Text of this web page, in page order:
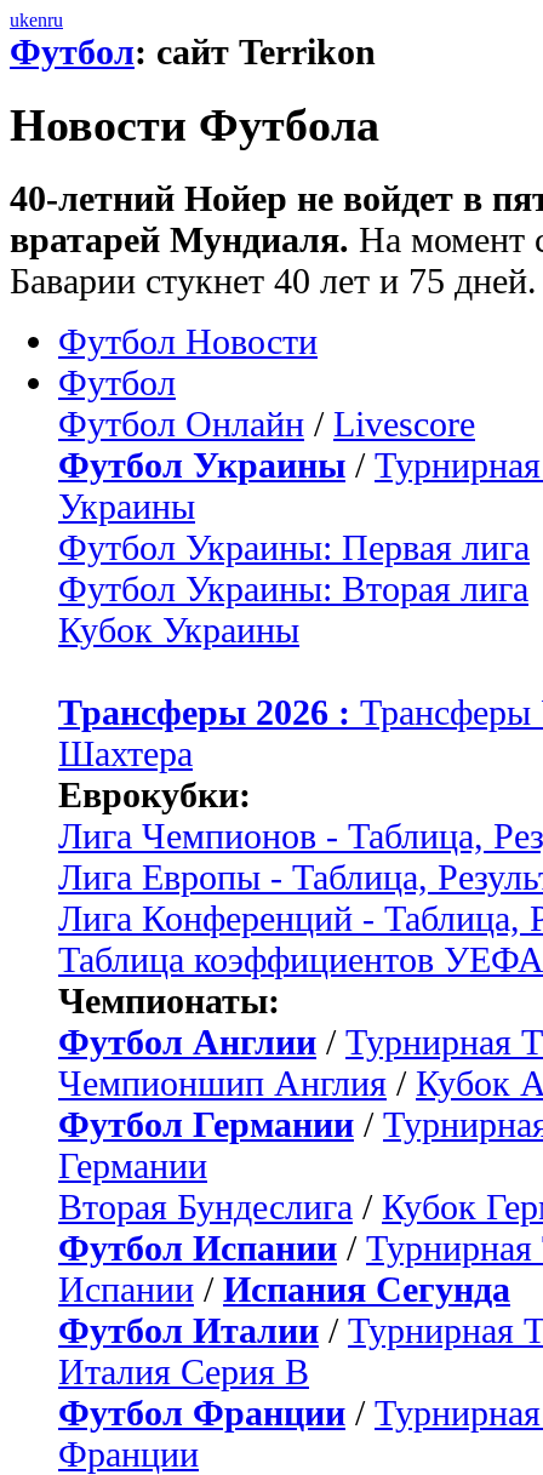
ukenru
Футбол: сайт Terrikon
Новости Футбола
40-летний Нойер не войдет в
вратарей Мундиаля. На момент
Баварии стукнет 40 лет и 75 дней.
Футбол Новости
Футбол
Футбол Онлайн / Livescore
Футбол Украины /
Украины
Футбол Украины: Первая лига
Футбол Украины: Вторая лига
Кубок Украины
Трансферы 2026 :
Шахтера
Еврокубки:
Лига Чемпионов - Таблица,
Лига Европы - Таблица,
Лига Конференций - Таблица,
Таблица коэффициентов УЕФА
Чемпионаты:
Футбол Англии / Турнирная
Чемпионшип Англия / Кубок
Футбол Германии /
Германии
Вторая Бундеслига / Кубок
Футбол Испании / Турнирная
Испании / Испания Сегунда
Футбол Италии / Турнирная
Италия Серия B
Футбол Франции /
Франции